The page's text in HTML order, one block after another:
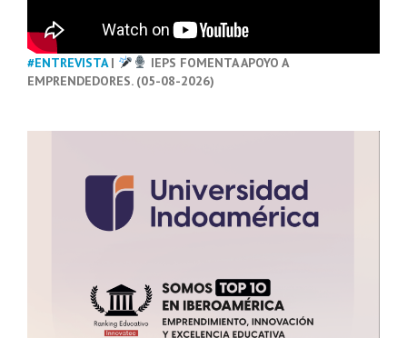
#ENTREVISTA|
IEPS FOMENTA APOYO A
EMPRENDEDORES. (05-08-2026)